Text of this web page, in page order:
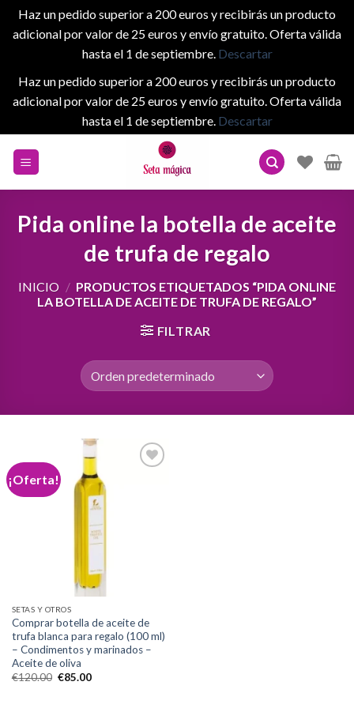
Haz un pedido superior a 200 euros y recibirás un producto
adicional por valor de 25 euros y envío gratuito. Oferta válida
hasta el 1 de septiembre. Descartar
Haz un pedido superior a 200 euros y recibirás un producto
adicional por valor de 25 euros y envío gratuito. Oferta válida
hasta el 1 de septiembre. Descartar
Pida online la botella de aceite
de trufa de regalo
INICIO / PRODUCTOS ETIQUETADOS “PIDA ONLINE
LA BOTELLA DE ACEITE DE TRUFA DE REGALO”
FILTRAR
¡Oferta!
SETAS Y OTROS
Comprar botella de aceite de
trufa blanca para regalo (100 ml)
– Condimentos y marinados –
Aceite de oliva
€120.00 El
€85.00El